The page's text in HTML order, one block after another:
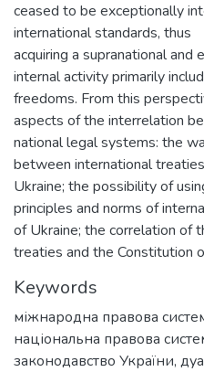
ceased to be exceptionally
international standards, thus
acquiring a supranational and
internal activity primarily
freedoms. From this
aspects of the interrelation
national legal systems: the
between international
Ukraine; the possibility of
principles and norms of
of Ukraine; the correlation of
treaties and the Constitution
Keywords
міжнародна правова
національна правова
законодавство України,